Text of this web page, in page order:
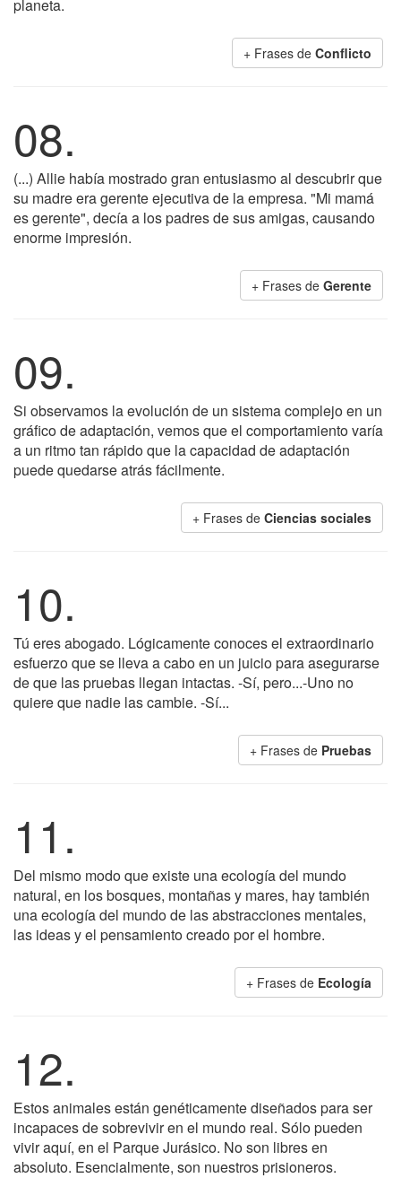
planeta.
+ Frases de Conflicto
08.
(...) Allie había mostrado gran entusiasmo al descubrir que
su madre era gerente ejecutiva de la empresa. "Mi mamá
es gerente", decía a los padres de sus amigas, causando
enorme impresión.
+ Frases de Gerente
09.
Si observamos la evolución de un sistema complejo en un
gráfico de adaptación, vemos que el comportamiento varía
a un ritmo tan rápido que la capacidad de adaptación
puede quedarse atrás fácilmente.
+ Frases de Ciencias sociales
10.
Tú eres abogado. Lógicamente conoces el extraordinario
esfuerzo que se lleva a cabo en un juicio para asegurarse
de que las pruebas llegan intactas. -Sí, pero...-Uno no
quiere que nadie las cambie. -Sí...
+ Frases de Pruebas
11.
Del mismo modo que existe una ecología del mundo
natural, en los bosques, montañas y mares, hay también
una ecología del mundo de las abstracciones mentales,
las ideas y el pensamiento creado por el hombre.
+ Frases de Ecología
12.
Estos animales están genéticamente diseñados para ser
incapaces de sobrevivir en el mundo real. Sólo pueden
vivir aquí, en el Parque Jurásico. No son libres en
absoluto. Esencialmente, son nuestros prisioneros.